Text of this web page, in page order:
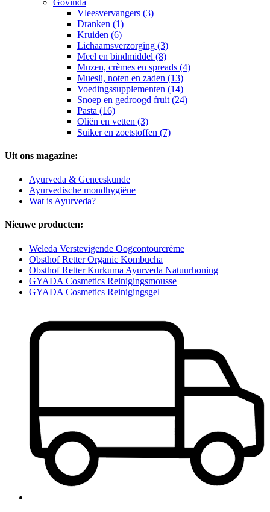
Vleesvervangers (3)
Dranken (1)
Kruiden (6)
Lichaamsverzorging (3)
Meel en bindmiddel (8)
Muzen, crèmes en spreads (4)
Muesli, noten en zaden (13)
Voedingssupplementen (14)
Snoep en gedroogd fruit (24)
Pasta (16)
Oliën en vetten (3)
Suiker en zoetstoffen (7)
Uit ons magazine:
Ayurveda & Geneeskunde
Ayurvedische mondhygiëne
Wat is Ayurveda?
Nieuwe producten:
Weleda Verstevigende Oogcontourcrème
Obsthof Retter Organic Kombucha
Obsthof Retter Kurkuma Ayurveda Natuurhoning
GYADA Cosmetics Reinigingsmousse
GYADA Cosmetics Reinigingsgel